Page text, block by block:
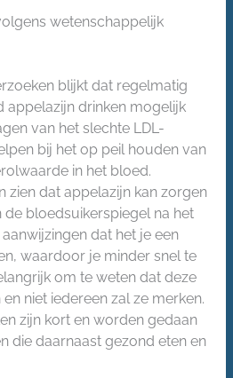
wetenschappelijk
blijkt dat regelmatig
appelazijn drinken mogelijk
van het slechte LDL-
bij het op peil houden van
in het bloed.
zien dat appelazijn kan zorgen
de bloedsuikerspiegel na het
dat het je een
waardoor je minder snel te
om te weten dat deze
niet iedereen zal ze merken.
zijn kort en worden gedaan
die daarnaast gezond eten en